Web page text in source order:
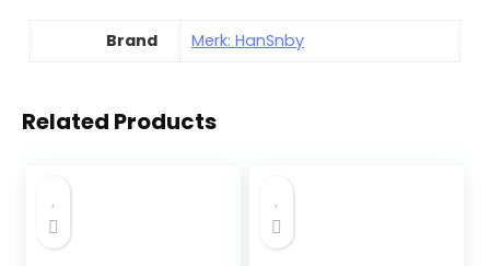
Brand Merk: HanSnby
Related Products